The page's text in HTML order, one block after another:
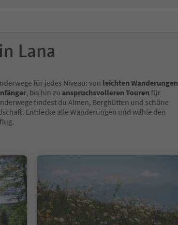
Lana
für jedes Niveau: von leichten Wanderungen
, bis hin zu anspruchsvolleren Touren für
findest du Almen, Berghütten und schöne
Entdecke alle Wanderungen und wähle den